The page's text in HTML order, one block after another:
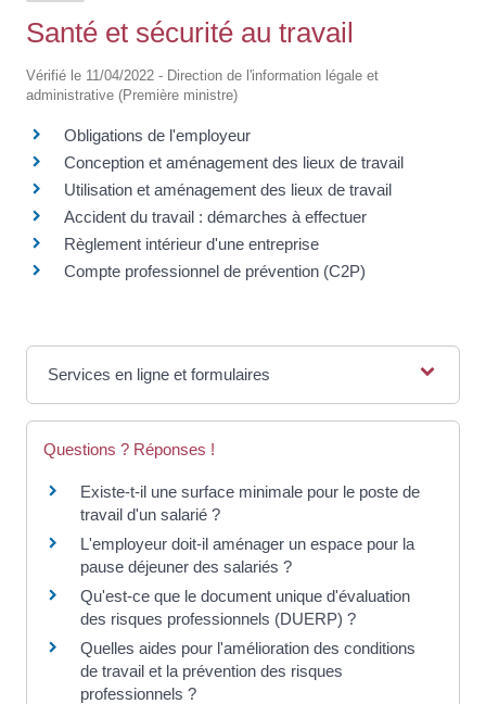
Santé et sécurité au travail
Vérifié le 11/04/2022 - Direction de l'information légale et
administrative (Première ministre)
Obligations de l'employeur
Conception et aménagement des lieux de travail
Utilisation et aménagement des lieux de travail
Accident du travail : démarches à effectuer
Règlement intérieur d'une entreprise
Compte professionnel de prévention (C2P)
Services en ligne et formulaires
Questions ? Réponses !
Existe-t-il une surface minimale pour le poste de
travail d'un salarié ?
L'employeur doit-il aménager un espace pour la
pause déjeuner des salariés ?
Qu'est-ce que le document unique d'évaluation
des risques professionnels (DUERP) ?
Quelles aides pour l'amélioration des conditions
de travail et la prévention des risques
professionnels ?